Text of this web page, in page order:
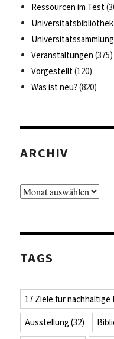
Ressourcen im Test
Universitätsbibliothek
Veranstaltungen (375)
Vorgestellt(120)
Was ist neu? (820)
ARCHIV
Archiv
TAGS
17 Ziele für nachhaltige
Ausstellung (32)